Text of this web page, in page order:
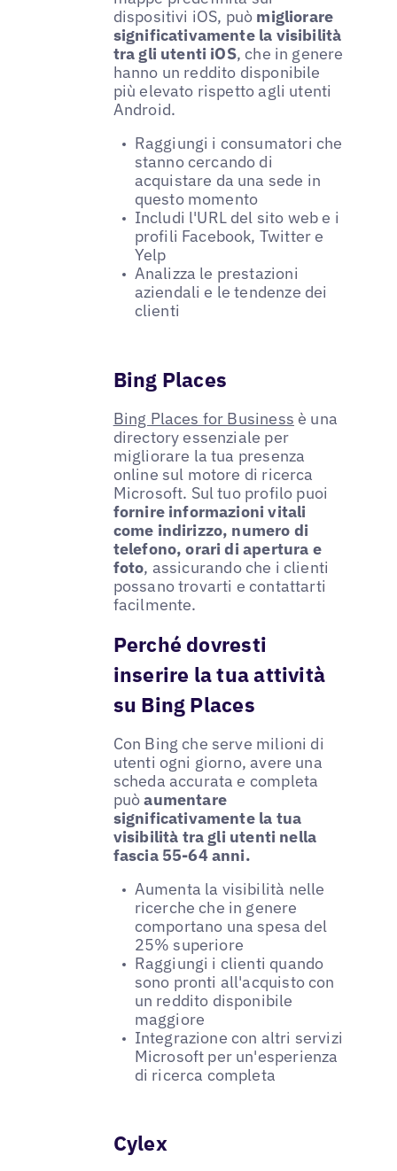
dispositivi iOS, può migliorare
significativamente la visibilità
tra gli utenti iOS, che in genere
hanno un reddito disponibile
più elevato rispetto agli utenti
Android.
Raggiungi i consumatori che
stanno cercando di
acquistare da una sede in
questo momento
Includi l'URL del sito web e i
profili Facebook, Twitter e
Yelp
Analizza le prestazioni
aziendali e le tendenze dei
clienti
Bing Places
Bing Places for Business è una
directory essenziale per
migliorare la tua presenza
online sul motore di ricerca
Microsoft. Sul tuo profilo puoi
fornire informazioni vitali
come indirizzo, numero di
telefono, orari di apertura e
foto, assicurando che i clienti
possano trovarti e contattarti
facilmente.
Perché dovresti
inserire la tua attività
su Bing Places
Con Bing che serve milioni di
utenti ogni giorno, avere una
scheda accurata e completa
puòaumentare
significativamente la tua
visibilità tra gli utenti nella
fascia 55-64 anni.
Aumenta la visibilità nelle
ricerche che in genere
comportano una spesa del
25% superiore
Raggiungi i clienti quando
sono pronti all'acquisto con
un reddito disponibile
maggiore
Integrazione con altri servizi
Microsoft per un'esperienza
di ricerca completa
Cylex